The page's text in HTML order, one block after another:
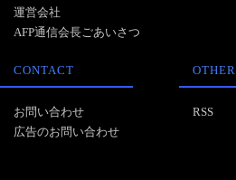
運営会社
AFP通信会長ごあいさつ
CONTACT
お問い合わせ
広告のお問い合わせ
OTHER
RSS